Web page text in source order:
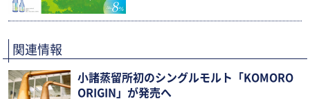
関連情報
小諸蒸留所初のシングルモルト「KOMORO
ORIGIN」が発売へ